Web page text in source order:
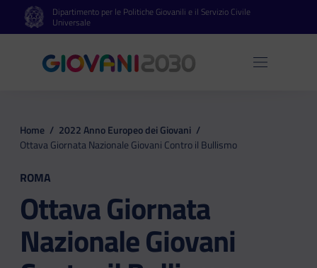
Vai al contenuto principale
Vai al footerDipartimento per le Politiche Giovanili e il Servizio Civile
Universale
Apri
Home / 2022 Anno Europeo dei Giovani /
Ottava Giornata Nazionale Giovani Contro il Bullismo
ROMA
Ottava Giornata
Nazionale Giovani